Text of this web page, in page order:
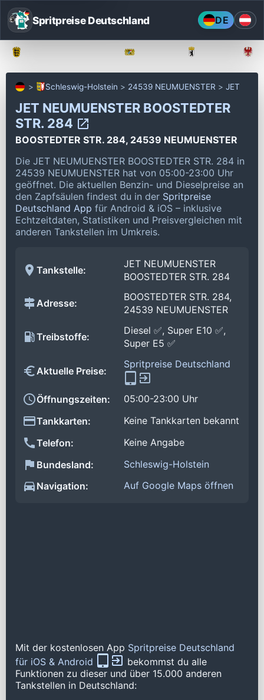
Spritpreise Deutschland DE
Schleswig-Holstein 24539 NEUMUENSTER JET
JET NEUMUENSTER BOOSTEDTER
STR. 284
BOOSTEDTER STR. 284, 24539 NEUMUENSTER
Die JET NEUMUENSTER BOOSTEDTER STR. 284 in
24539 NEUMUENSTER hat von 05:00-23:00 Uhr
geöffnet. Die aktuellen Benzin- und Dieselpreise an
den Zapfsäulen findest du in der Spritpreise
Deutschland App für Android & iOS – inklusive
Echtzeitdaten, Statistiken und Preisvergleichen mit
anderen Tankstellen im Umkreis.
Tankstelle:
JET NEUMUENSTER
BOOSTEDTER STR. 284
Adresse:
BOOSTEDTER STR. 284,
24539 NEUMUENSTER
Treibstoffe:
Diesel ✅, Super E10 ✅,
Super E5 ✅
Aktuelle Preise:
Spritpreise Deutschland
Öffnungszeiten:
05:00-23:00 Uhr
Tankkarten:
Keine Tankkarten bekannt
Telefon:
Keine Angabe
Bundesland:
Schleswig-Holstein
Navigation:
Auf Google Maps öffnen
Mit der kostenlosen App Spritpreise Deutschland
für iOS & Android
bekommst du alle
Funktionen zu dieser und über 15.000 anderen
Tankstellen in Deutschland: